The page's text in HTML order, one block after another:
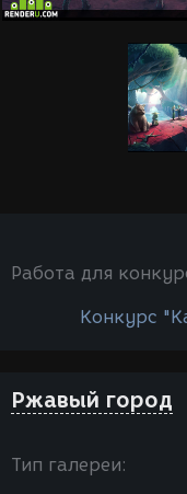
Работа для
Конкурс
Ржавый город
Тип галереи: